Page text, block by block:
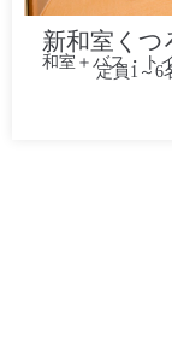
新和室くつ
和室＋バス・ト
定員1～6